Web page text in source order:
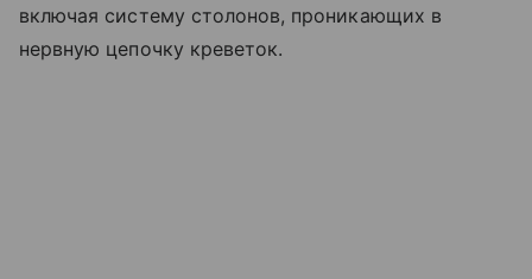
включая систему столонов, проникающих в
нервную цепочку креветок.